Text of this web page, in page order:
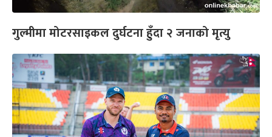
गुल्मीमा मोटरसाइकल दुर्घटना हुँदा २ जनाको मृत्यु